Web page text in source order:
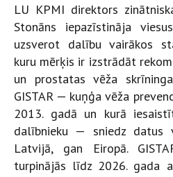
LU KPMI direktors
Stonāns iepazīstināja
uzsverot dalību vairākos
kuru mērķis ir izstrādāt
un prostatas vēža
GISTAR — kuņģa vēža
2013. gadā un kurā
dalībnieku — sniedz datus
Latvijā, gan Eiropā.
turpinājās līdz 2026. gada